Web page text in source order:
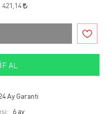
421,14
AL
Ay Garanti
6 ay